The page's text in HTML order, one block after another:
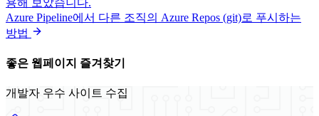
Azure Pipeline에서 다른 조직의 Azure Repos (git)로 푸시하는
방법
좋은 웹페이지 즐겨찾기
개발자 우수 사이트 수집